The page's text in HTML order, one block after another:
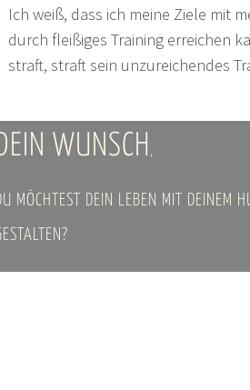
Ich weiß, dass ich meine Ziele mit
durch fleißiges Training erreichen
straft, straft sein unzureichendes
WUNSCH ,
MÖCHTEST DEIN LEBEN MIT DEINEM